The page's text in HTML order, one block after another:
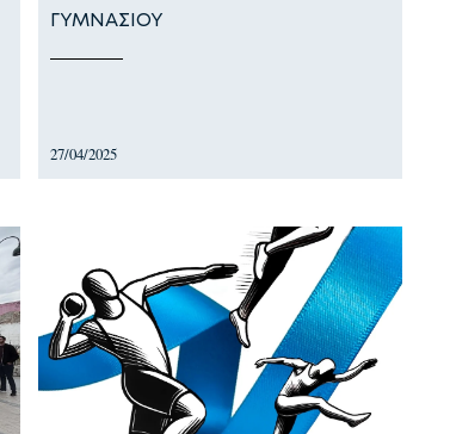
ΓΥΜΝΑΣΙΟΥ
27/04/2025